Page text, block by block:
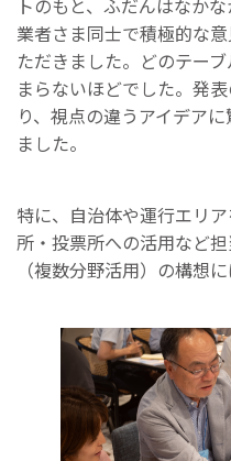
業者さま同士で積極的な
ただきました。どのテー
まらないほどでした。発
り、視点の違うアイデア
ました。
特に、自治体や運行エリ
所・投票所への活用など
（複数分野活用）の構想